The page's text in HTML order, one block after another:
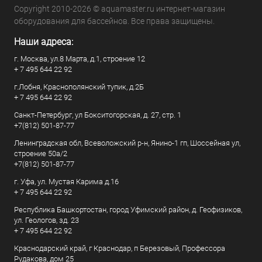
Copyright 2010-2026 © aquamaster.ru интернет-магазин
оборудования для бассейнов. Все права защищены.
Наши адреса:
г. Москва, ул.8 Марта, д.1, строение 12
+ 7 495 644 22 92
г.Лобня, Краснополянский тупик, д.2Б
+ 7 495 644 22 92
Санкт-Петербург, ул Бокситогорская, д. 27, стр. 1
+7(812) 501-87-77
Ленинградская обл, Всеволожский р-н, Янино-1 гп, Шоссейная ул,
строение 50а/2
+7(812) 501-87-77
г. Уфа, ул. Мустая Карима д.16
+ 7 495 644 22 92
Республика Башкортостан, город Уфимский район, д. Геофизиков,
ул. Геологов, зд. 23
+ 7 495 644 22 92
Краснодарский край, г Краснодар, п Березовый, Профессора
Рудакова, дом 25